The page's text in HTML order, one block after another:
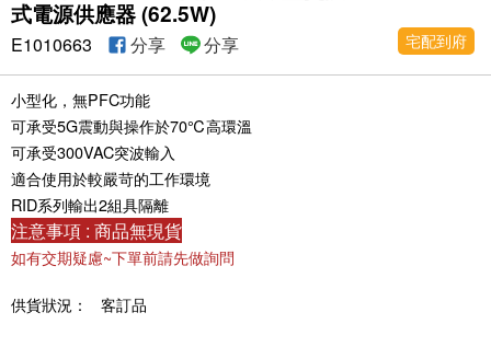
式電源供應器 (62.5W)
宅配到府
E1010663 分享 分享
小型化，無PFC功能
可承受5G震動與操作於70℃高環溫
可承受300VAC突波輸入
適合使用於較嚴苛的工作環境
RID系列輸出2組具隔離
注意事項 : 商品無現貨
如有交期疑慮~下單前請先做詢問
供貨狀況： 客訂品